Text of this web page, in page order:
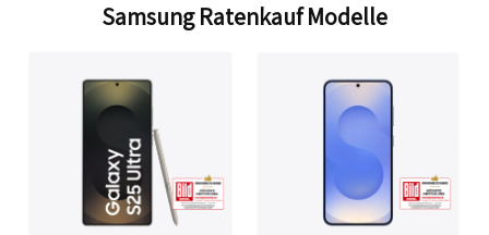
Samsung Ratenkauf Modelle